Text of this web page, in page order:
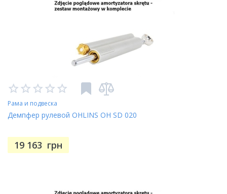
Рама и подвеска
Демпфер рулевой OHLINS OH SD 020
19 163 грн